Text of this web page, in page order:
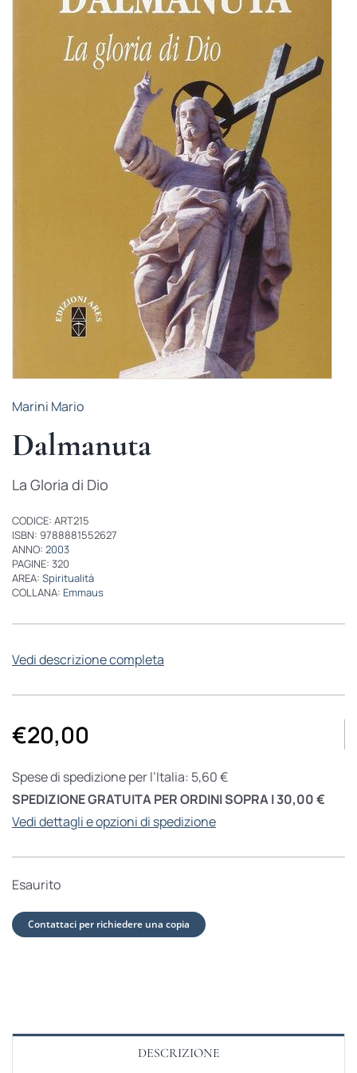
BIOGRAFIE
ATTUALITÀ
Marini Mario
Dalmanuta
La Gloria di Dio
CODICE: ART215
ISBN: 9788881552627
ANNO: 2003
PAGINE: 320
AREA: Spiritualità
COLLANA: Emmaus
Vedi descrizione completa
€20,00
Spese di spedizione per l’Italia: 5,60 €
SPEDIZIONE GRATUITA PER ORDINI SOPRA I 30,00 €
Vedi dettagli e opzioni di spedizione
Esaurito
Contattaci per richiedere una copia
DESCRIZIONE